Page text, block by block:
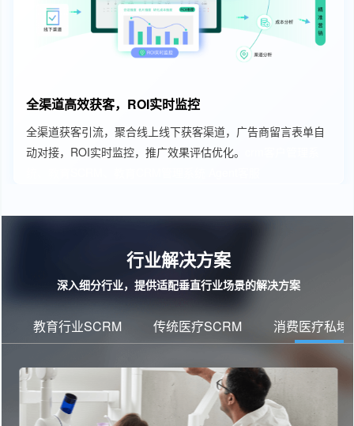
全渠道高效获客，ROI实时监控
全渠道获客引流，聚合线上线下获客渠道，广告商留言表单自
动对接，ROI实时监控，推广效果评估优化。
行业解决方案
深入细分行业，提供适配垂直行业场景的解决方案
教育行业SCRM 传统医疗SCRM 消费医疗私域